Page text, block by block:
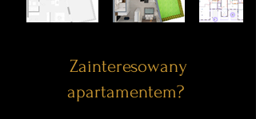
Zainteresowany
apartamentem?